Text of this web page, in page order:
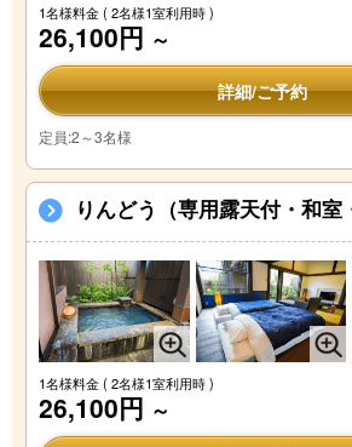
1名様料金( 2名様1室利用時 )
26,100円 ～
詳細/ご予約
定員:2～3名様
りんどう（専用露天付・和室
1名様料金( 2名様1室利用時 )
26,100円 ～